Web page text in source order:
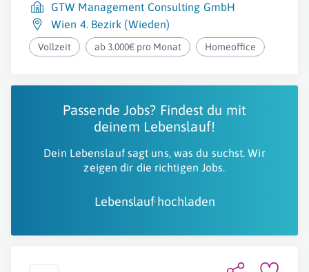
GTW Management Consulting GmbH
Wien 4. Bezirk (Wieden)
Vollzeit ab 3.000€ pro Monat Homeoffice
Passende Jobs? Findest du mit
deinem Lebenslauf!
Dein Lebenslauf sagt uns, was du suchst. Wir
zeigen dir die richtigen Jobs.
Lebenslauf hochladen